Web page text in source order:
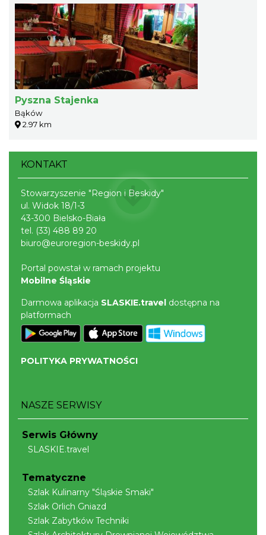
Pyszna Stajenka
Bąków
2.97 km
KONTAKT
Stowarzyszenie "Region i Beskidy"
ul. Widok 18/1-3
43-300 Bielsko-Biała
tel. (33) 488 89 20
biuro@euroregion-beskidy.pl
Portal powstał w ramach projektu
Mobilne Śląskie
Darmowa aplikacja SLASKIE.travel dostępna na
platformach
POLITYKA PRYWATNOŚCI
NASZE SERWISY
Serwis Główny
SLASKIE.travel
Tematyczne
Szlak Kulinarny "Śląskie Smaki"
Szlak Orlich Gniazd
Szlak Zabytków Techniki